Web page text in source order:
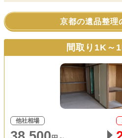
京都の遺品整理
間取り1K～
他社相場